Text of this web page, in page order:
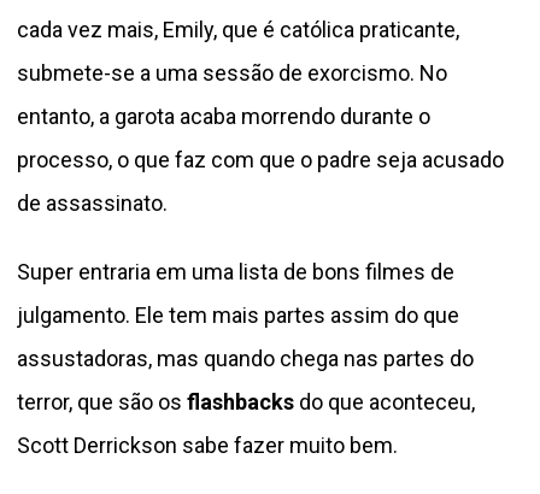
cada vez mais, Emily, que é católica praticante,
submete-se a uma sessão de exorcismo. No
entanto, a garota acaba morrendo durante o
processo, o que faz com que o padre seja acusado
de assassinato.
Super entraria em uma lista de bons filmes de
julgamento. Ele tem mais partes assim do que
assustadoras, mas quando chega nas partes do
terror, que são os flashbacks do que aconteceu,
Scott Derrickson sabe fazer muito bem.